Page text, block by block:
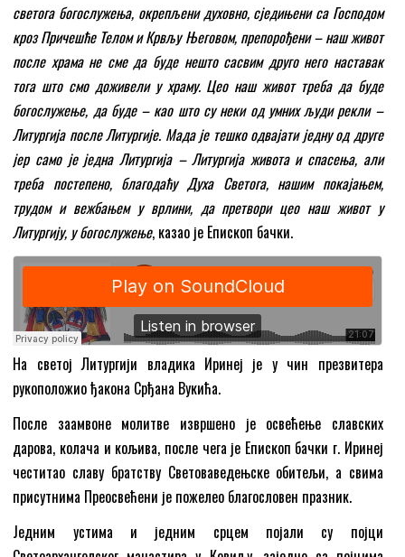
светога богослужења, окрепљени духовно, сједињени са Господом
кроз Причешће Телом и Крвљу Његовом, препорођени – наш живот
после храма не сме да буде нешто сасвим друго него наставак
тога што смо доживели у храму. Цео наш живот треба да буде
богослужење, да буде – као што су неки од умних људи рекли –
Литургија после Литургије. Мада је тешко одвајати једну од друге
јер само је једна Литургија – Литургија живота и спасења, али
треба постепено, благодаћу Духа Светога, нашим покајањем,
трудом и вежбањем у врлини, да претвори цео наш живот у
Литургију, у богослужење, казао је Епископ бачки.
На светој Литургији владика Иринеј је у чин презвитера
рукоположио ђакона Срђана Вукића.
После заамвоне молитве извршено је освећење славских
дарова, колача и кољива, после чега је Епископ бачки г. Иринеј
честитао славу братству Световаведењске обитељи, а свима
присутнима Преосвећени је пожелео благословен празник.
Једним устима и једним срцем појали су појци